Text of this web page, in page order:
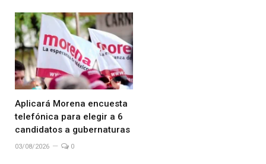
Aplicará Morena encuesta
telefónica para elegir a 6
candidatos a gubernaturas
03/08/2026 0